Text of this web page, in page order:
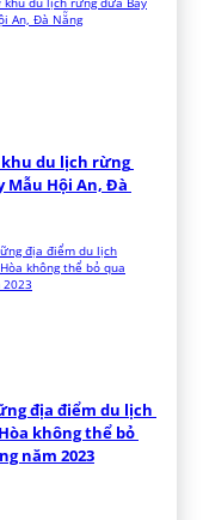
khu du lịch rừng
Mẫu Hội An, Đà
địa điểm du lịch
không thể bỏ
năm 2023